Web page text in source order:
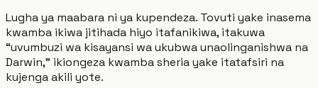
Lugha ya maabara ni ya kupendeza. Tovuti yake inasema
kwamba ikiwa jitihada hiyo itafanikiwa, itakuwa
“uvumbuzi wa kisayansi wa ukubwa unaolinganishwa na
Darwin,” ikiongeza kwamba sheria yake itatafsiri na
kujenga akili yote.